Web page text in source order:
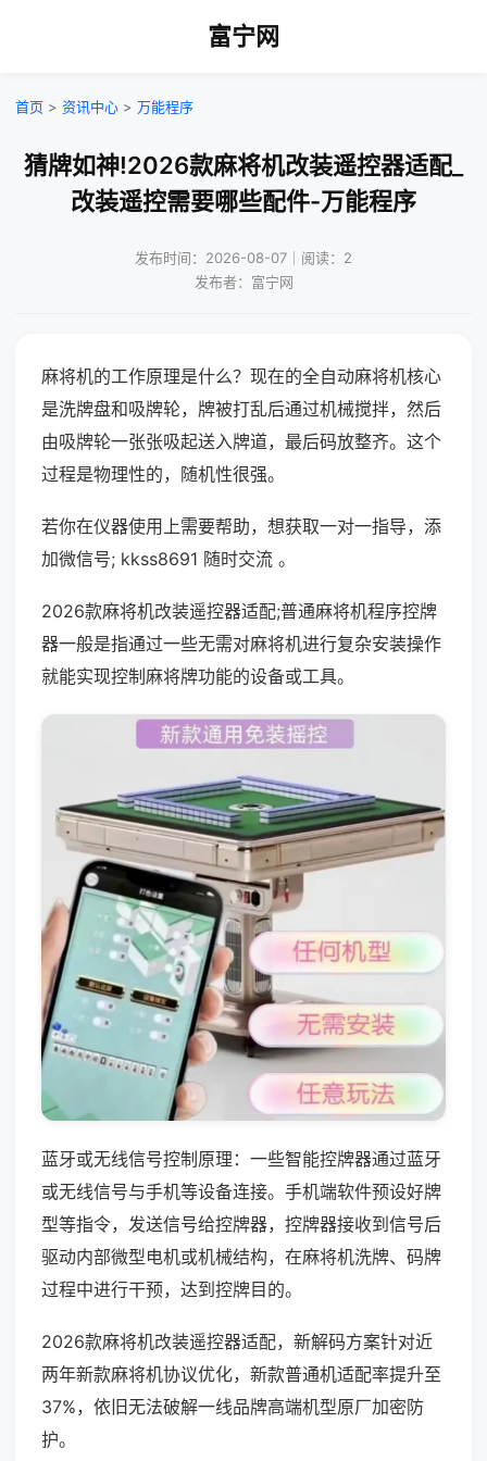
富宁网
首页 > 资讯中心 > 万能程序
猜牌如神!2026款麻将机改装遥控器适配_
改装遥控需要哪些配件-万能程序
发布时间：2026-08-07｜阅读：2
发布者：富宁网
麻将机的工作原理是什么？现在的全自动麻将机核心
是洗牌盘和吸牌轮，牌被打乱后通过机械搅拌，然后
由吸牌轮一张张吸起送入牌道，最后码放整齐。这个
过程是物理性的，随机性很强。
若你在仪器使用上需要帮助，想获取一对一指导，添
加微信号; kkss8691 随时交流 。
2026款麻将机改装遥控器适配;普通麻将机程序控牌
器一般是指通过一些无需对麻将机进行复杂安装操作
就能实现控制麻将牌功能的设备或工具。
蓝牙或无线信号控制原理：一些智能控牌器通过蓝牙
或无线信号与手机等设备连接。手机端软件预设好牌
型等指令，发送信号给控牌器，控牌器接收到信号后
驱动内部微型电机或机械结构，在麻将机洗牌、码牌
过程中进行干预，达到控牌目的。
2026款麻将机改装遥控器适配，新解码方案针对近
两年新款麻将机协议优化，新款普通机适配率提升至
37%，依旧无法破解一线品牌高端机型原厂加密防
护。